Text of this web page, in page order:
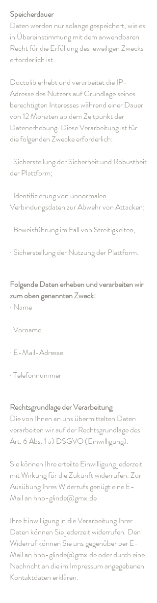
Speicherdauer
Daten werden nur solange gespeichert, wie es
in Übereinstimmung mit dem anwendbaren
Recht für die Erfüllung des jeweiligen Zwecks
erforderlich ist.
Doctolib erhebt und verarbeitet die IP-
Adresse des Nutzers auf Grundlage seines
berechtigten Interesses während einer Dauer
von 12 Monaten ab dem Zeitpunkt der
Datenerhebung. Diese Verarbeitung ist für
die folgenden Zwecke erforderlich:
· Sicherstellung der Sicherheit und Robustheit
der Plattform;
· Identifizierung von unnormalen
Verbindungsdaten zur Abwehr von Attacken;
· Beweisführung im Fall von Streitigkeiten;
· Sicherstellung der Nutzung der Plattform.
Folgende Daten erheben und verarbeiten wir
zum oben genannten Zweck:
· Name
· Vorname
· E-Mail-Adresse
· Telefonnummer
Rechtsgrundlage der Verarbeitung
Die von Ihnen an uns übermittelten Daten
verarbeiten wir auf der Rechtsgrundlage des
Art. 6 Abs. 1 a) DSGVO (Einwilligung).
Sie können Ihre erteilte Einwilligung jederzeit
mit Wirkung für die Zukunft widerrufen. Zur
Ausübung Ihres Widerrufs genügt eine E-
Mail an hno-glinde@gmx.de
Ihre Einwilligung in die Verarbeitung Ihrer
Daten können Sie jederzeit widerrufen. Den
Widerruf können Sie uns gegenüber per E-
Mail an hno-glinde@gmx.de oder durch eine
Nachricht an die im Impressum angegebenen
Kontaktdaten erklären.